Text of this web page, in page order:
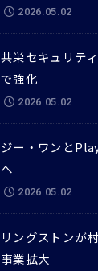
2026.05.02
共栄セキュリテ
で強化
2026.05.02
ジー・ワンと
へ
2026.05.02
リングストンが
事業拡大